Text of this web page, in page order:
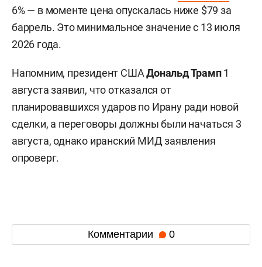
6% — в моменте цена опускалась ниже $79 за
баррель. Это минимальное значение с 13 июля
2026 года.
Напомним, президент СШАДональд Трамп1
августа заявил, что отказался от
планировавшихся ударов по Ирану ради новой
сделки, а переговоры должны были начаться 3
августа, однако иранский МИД заявления
опроверг.
Комментарии 0